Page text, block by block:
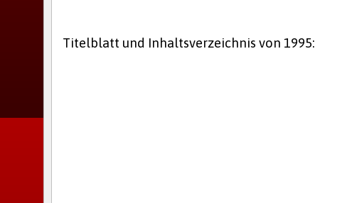
Titelblatt und Inhaltsverzeichnis von 1995: